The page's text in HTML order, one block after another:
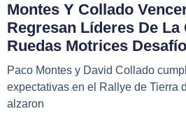
Montes Y Collado
Regresan Líderes De La
Ruedas Motrices
Paco Montes y David Collado
expectativas en el Rallye de Tierra
alzaron